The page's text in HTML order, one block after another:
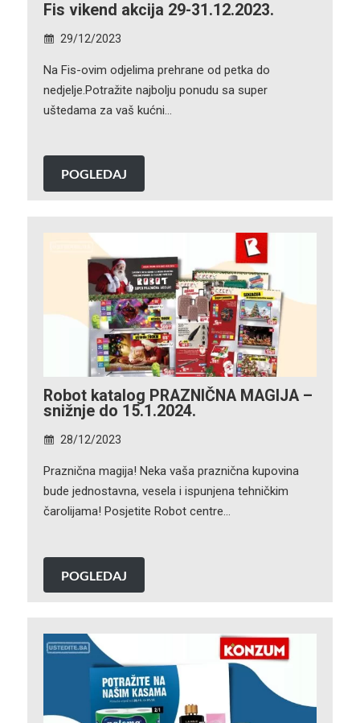
Fis vikend akcija 29-31.12.2023.
29/12/2023
Na Fis-ovim odjelima prehrane od petka do
nedjelje.Potražite najbolju ponudu sa super
uštedama za vaš kućni…
POGLEDAJ
Robot katalog PRAZNIČNA MAGIJA –
snižnje do 15.1.2024.
28/12/2023
Praznična magija! Neka vaša praznična kupovina
bude jednostavna, vesela i ispunjena tehničkim
čarolijama! Posjetite Robot centre…
POGLEDAJ